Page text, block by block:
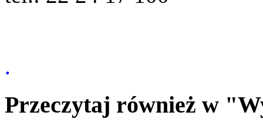
.
Przeczytaj również w